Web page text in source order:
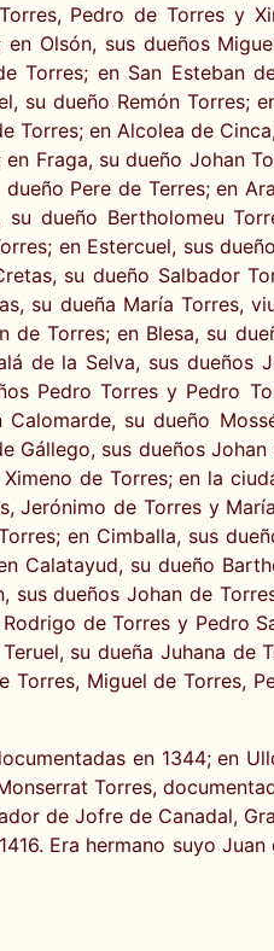
Pedro de Torres y
Olsón, sus dueños
Torres; en San Esteban
su dueño Remón Torres;
Torres; en Alcolea de
Fraga, su dueño Johan
Pere de Terres; en
dueño Bertholomeu
en Estercuel, sus
su dueño Salbador
su dueña María Torres,
Torres; en Blesa, su
de la Selva, sus dueños
Pedro Torres y Pedro
su dueño
Gállego, sus dueños
de Torres; en la
Jerónimo de Torres y
en Cimballa, sus
Calatayud, su dueño
sus dueños Johan de
de Torres y Pedro
su dueña Juhana de
Torres, Miguel de Torres,
en 1344; en
Torres,
de Jofre de Canadal,
Era hermano suyo Juan